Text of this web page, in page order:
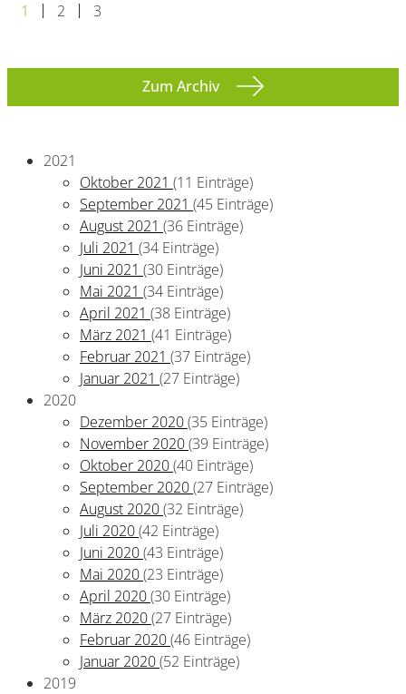
1 2 3
Zum Archiv
2021
Oktober 2021 (11 Einträge)
September 2021 (45 Einträge)
August 2021 (36 Einträge)
Juli 2021 (34 Einträge)
Juni 2021 (30 Einträge)
Mai 2021 (34 Einträge)
April 2021 (38 Einträge)
März 2021 (41 Einträge)
Februar 2021 (37 Einträge)
Januar 2021 (27 Einträge)
2020
Dezember 2020(35 Einträge)
November 2020(39 Einträge)
Oktober 2020(40 Einträge)
September 2020(27 Einträge)
August 2020(32 Einträge)
Juli 2020(42 Einträge)
Juni 2020(43 Einträge)
Mai 2020(23 Einträge)
April 2020(30 Einträge)
März 2020(27 Einträge)
Februar 2020(46 Einträge)
Januar 2020(52 Einträge)
2019